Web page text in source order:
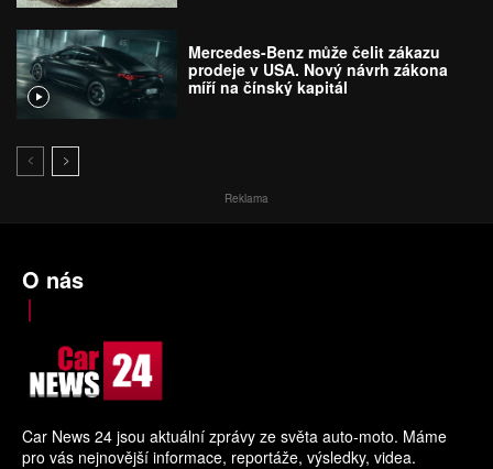
Mercedes-Benz může čelit zákazu
prodeje v USA. Nový návrh zákona
míří na čínský kapitál
Reklama
O nás
Car News 24 jsou aktuální zprávy ze světa auto-moto. Máme
pro vás nejnovější informace, reportáže, výsledky, videa.